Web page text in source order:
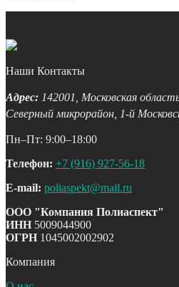
Наши Контакты
Адрес: 142001, Московская
Северный микрорайон, 1-й
Пн–Пт: 9:00–18:00
Телефон: +7 (916) 927-56-18
E-mail: poliaspekt@mail.ru
ООО "Компания Полиаспект"
ИНН 5009044900
ОГРН 1045002002902
Компания